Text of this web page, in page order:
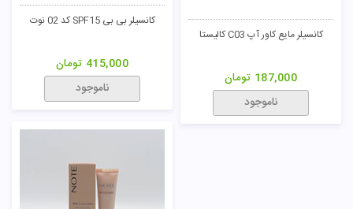
کانسیلر مایع کاور آپ C03 کالیستا
187,000 تومان
ناموجود
کانسیلر بی بی SPF15 کد 02 نوت
415,000 تومان
ناموجود